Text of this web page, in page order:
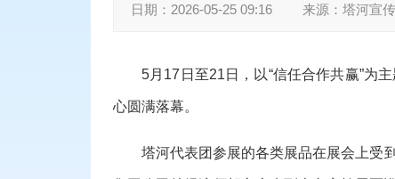
日期： 2026-05-25 09:16 来源： 塔河宣
5月17日至21日，以“信任合作共赢”为
心圆满落幕。
塔河代表团参展的各类展品在展会上受